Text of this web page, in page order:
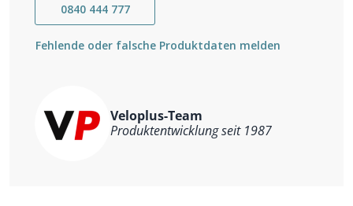
0840 444 777
Fehlende oder falsche Produktdaten melden
Veloplus-Team
Produktentwicklung seit 1987